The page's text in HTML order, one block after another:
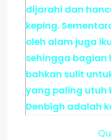
dijarahi dan
keping.
oleh alam juga
sehingga bagian
bahkan sulit
yang paling utuh
Denbigh adalah